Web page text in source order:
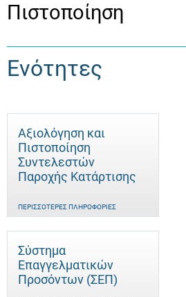
Πιστοποίηση
Ενότητες
Αξιολόγηση και
Πιστοποίηση
Συντελεστών
Παροχής Κατάρτισης
ΠΕΡΙΣΣΌΤΕΡΕΣ ΠΛΗΡΟΦΟΡΊΕΣ
Σύστημα
Επαγγελματικών
Προσόντων (ΣΕΠ)